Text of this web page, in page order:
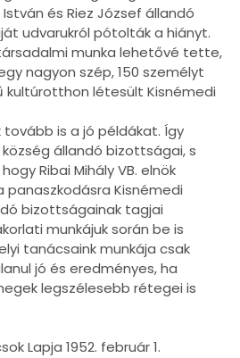
István és Riez József állandó
udvarukról pótolták a hiányt.
munka lehetővé tette,
nagyon szép, 150 személyt
létesült Kisnémedi
is a jó példákat. Így
állandó bizottságai, s
Ribai Mihály VB. elnök
panaszkodásra Kisnémedi
bizottságainak tagjai
munkájuk során be is
tanácsaink munkája csak
jó és eredményes, ha
legszélesebb rétegei is
Lapja 1952. február 1.